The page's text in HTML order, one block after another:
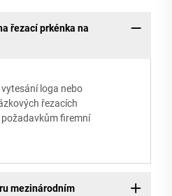
řezací prkénka na
loga nebo
řezacích
firemní
mezinárodním